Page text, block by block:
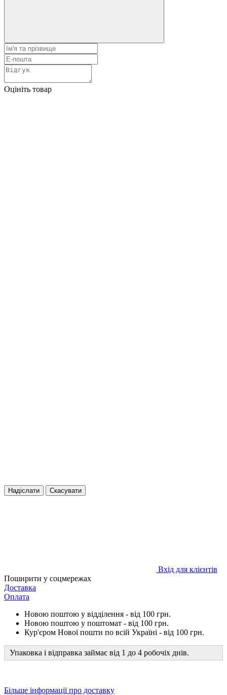
Оцініть товар
Надіслати Скасувати
Вхід для клієнтів
Поширити у соцмережах
Доставка
Оплата
Новою поштою у відділення - від 100 грн.
Новою поштою у поштомат - від 100 грн.
Кур'єром Нової пошти по всій Україні - від 100 грн.
Упаковка і відправка займає від 1 до 4 робочіх днів.
Більше інформації про доставку